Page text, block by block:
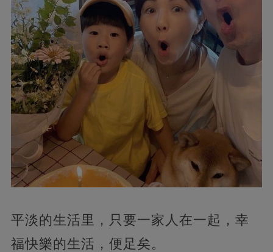
平淡的生活里，只要一家人在一起，幸
福快樂的生活，便足矣。